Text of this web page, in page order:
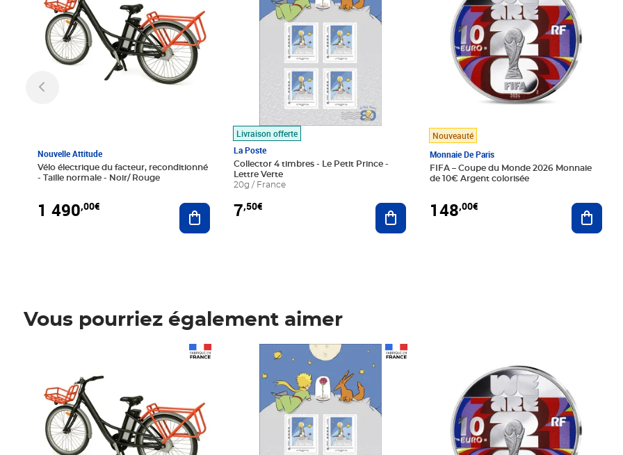
Nouvelle Attitude
Vélo électrique du facteur, reconditionné
- Taille normale - Noir/ Rouge
1 490,00€ Ajouter au panier
Livraison offerte
La Poste
Collector 4 timbres - Le Petit Prince -
Lettre Verte
20g / France
7,50€ Ajouter au panier
Nouveauté
Monnaie De Paris
FIFA – Coupe du Monde 2026 Monnaie
de 10€ Argent colorisée
148,00€
Vous pourriez également aimer
Prix 7,50€